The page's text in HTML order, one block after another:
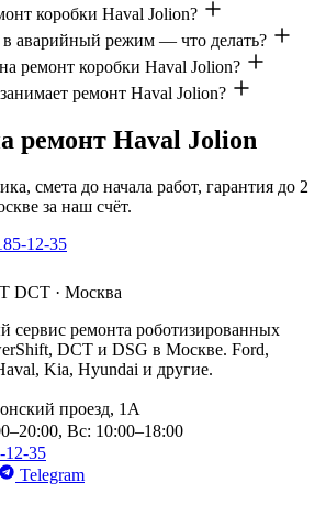
коробки Haval Jolion?
в аварийный режим — что делать?
ремонт коробки Haval Jolion?
ремонт Haval Jolion?
ремонт Haval Jolion
смета до начала работ, гарантия до 2
за наш счёт.
12-35
DCT · Москва
сервис ремонта роботизированных
DCT и DSG в Москве. Ford,
Kia, Hyundai и другие.
проезд, 1А
Вс: 10:00–18:00
12-35
Telegram